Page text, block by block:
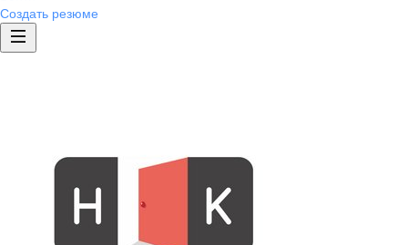
Создать резюме